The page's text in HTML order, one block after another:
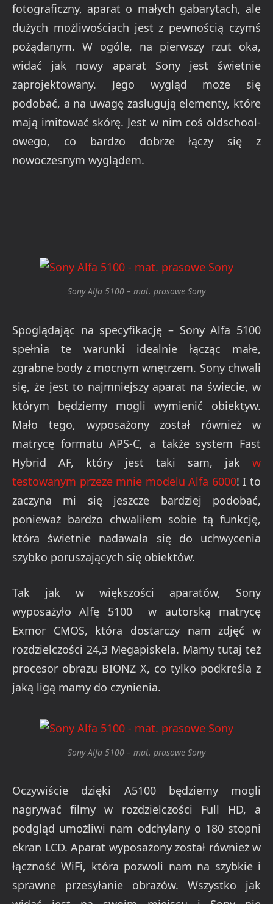
fotograficzny, aparat o małych gabarytach, ale
dużych możliwościach jest z pewnością czymś
pożądanym. W ogóle, na pierwszy rzut oka,
widać jak nowy aparat Sony jest świetnie
zaprojektowany. Jego wygląd może się
podobać, a na uwagę zasługują elementy, które
mają imitować skórę. Jest w nim coś oldschool-
owego, co bardzo dobrze łączy się z
nowoczesnym wyglądem.
Sony Alfa 5100 – mat. prasowe Sony
Spoglądając na specyfikację – Sony Alfa 5100
spełnia te warunki idealnie łącząc małe,
zgrabne body z mocnym wnętrzem. Sony chwali
się, że jest to najmniejszy aparat na świecie, w
którym będziemy mogli wymienić obiektyw.
Mało tego, wyposażony został również w
matrycę formatu APS-C, a także system Fast
Hybrid AF, który jest taki sam, jak w
testowanym przeze mnie modelu Alfa 6000! I to
zaczyna mi się jeszcze bardziej podobać,
ponieważ bardzo chwaliłem sobie tą funkcję,
która świetnie nadawała się do uchwycenia
szybko poruszających się obiektów.
Tak jak w większości aparatów, Sony
wyposażyło Alfę 5100 w autorską matrycę
Exmor CMOS, która dostarczy nam zdjęć w
rozdzielczości 24,3 Megapiskela. Mamy tutaj też
procesor obrazu BIONZ X, co tylko podkreśla z
jaką ligą mamy do czynienia.
Sony Alfa 5100 – mat. prasowe Sony
Oczywiście dzięki A5100 będziemy mogli
nagrywać filmy w rozdzielczości Full HD, a
podgląd umożliwi nam odchylany o 180 stopni
ekran LCD. Aparat wyposażony został również w
łączność WiFi, która pozwoli nam na szybkie i
sprawne przesyłanie obrazów. Wszystko jak